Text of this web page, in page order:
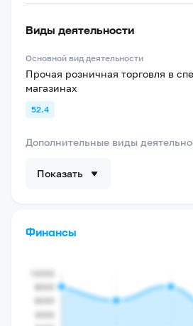
Виды деятельности
Основной вид деятельности
Прочая розничная торговля в
магазинах
52.4
Дополнительные виды
Показать
Финансы